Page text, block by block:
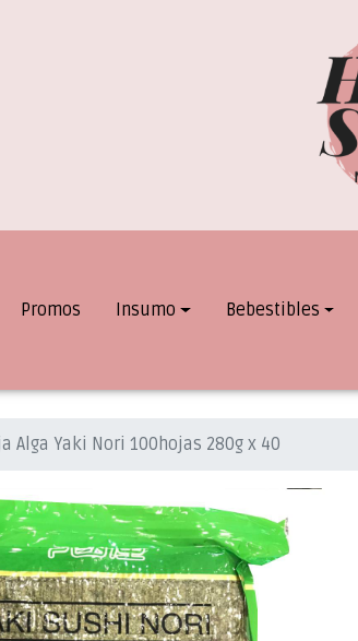
Promos Insumo Bebestibles
Alga Yaki Nori 100hojas 280g x 40